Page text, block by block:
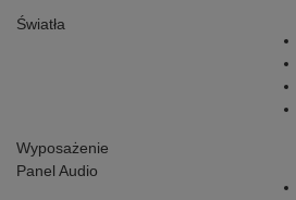
Światła
Wyposażenie
Panel Audio